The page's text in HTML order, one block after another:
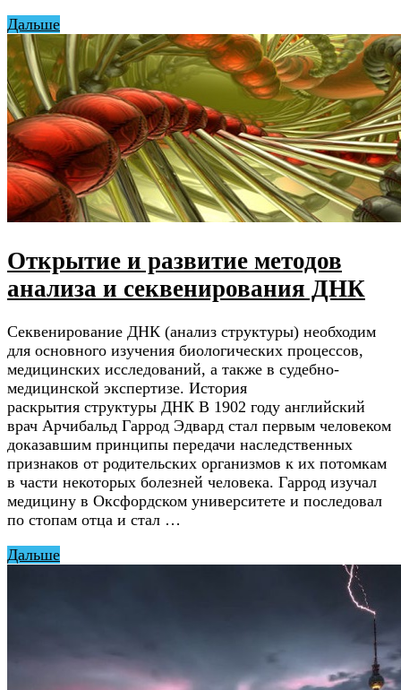
Дальше
Открытие и развитие методов
анализа и секвенирования ДНК
Секвенирование ДНК (анализ структуры) необходим
для основного изучения биологических процессов,
медицинских исследований, а также в судебно-
медицинской экспертизе. История
раскрытия структуры ДНК В 1902 году английский
врач Арчибальд Гаррод Эдвард стал первым человеком
доказавшим принципы передачи наследственных
признаков от родительских организмов к их потомкам
в части некоторых болезней человека. Гаррод изучал
медицину в Оксфордском университете и последовал
по стопам отца и стал …
Дальше